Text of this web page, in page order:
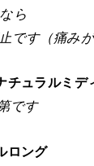
ら
です（痛みが
チュラルミデ
です
ロング